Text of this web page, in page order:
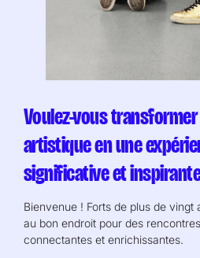
Voulez-vous
artistique en une
significative et
Bienvenue ! Forts de plus de vingt
au bon endroit pour des
connectantes et enrichissantes.